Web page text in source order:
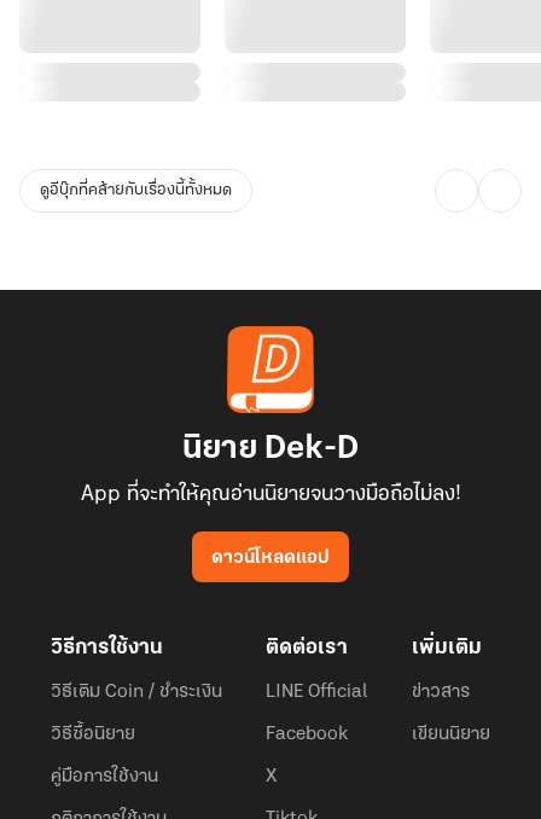
ดูอีบุ๊กที่คล้ายกับเรื่องนี้ทั้งหมด
นิยาย Dek-D
App ที่จะทำให้คุณอ่านนิยายจนวางมือถือไม่ลง!
ดาวน์โหลดแอป
วิธีการใช้งาน
วิธีเติม Coin / ชำระเงิน
วิธีซื้อนิยาย
คู่มือการใช้งาน
ติดต่อเรา
LINE Official
Facebook
X
เพิ่มเติม
ข่าวสาร
เขียนนิยาย